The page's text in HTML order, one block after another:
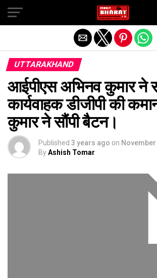
UTTARAKHAND
आईपीएस अभिनव कुमार ने
कार्यवाहक डीजीपी की
कुमार ने सौंपी बैटन।
Published 3 years ago on November
ByAshish Tomar
Exit mobile version